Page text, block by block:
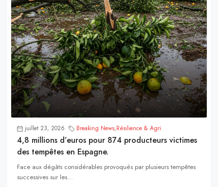
juillet 23, 2026 Breaking News,Résilience & Agri
4,8 millions d’euros pour 874 producteurs victimes
des tempêtes en Espagne.
Face aux dégâts considérables provoqués par plusieurs tempêtes
successives sur les...